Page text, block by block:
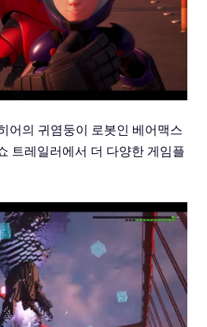
어의 귀염둥이 로봇인 베어맥스
트레일러에서 더 다양한 게임플